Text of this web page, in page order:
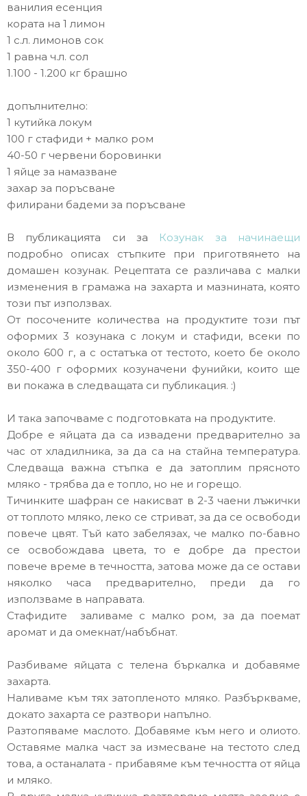
ванилия есенция
кората на 1 лимон
1 с.л. лимонов сок
1 равна ч.л. сол
1.100 - 1.200 кг брашно
допълнително:
1 кутийка локум
100 г стафиди + малко ром
40-50 г червени боровинки
1 яйце за намазване
захар за поръсване
филирани бадеми за поръсване
В публикацията си за Козунак за начинаещи
подробно описах стъпките при приготвянето на
домашен козунак. Рецептата се различава с малки
изменения в грамажа на захарта и мазнината, която
този път използвах.
От посочените количества на продуктите този път
оформих 3 козунака с локум и стафиди, всеки по
около 600 г, а с остатъка от тестото, което бе около
350-400 г оформих козуначени фунийки, които ще
ви покажа в следващата си публикация. :)
И така започваме с подготовката на продуктите.
Добре е яйцата да са извадени предварително за
час от хладилника, за да са на стайна температура.
Следваща важна стъпка е да затоплим прясното
мляко - трябва да е топло, но не и горещо.
Тичинките шафран се накисват в 2-3 чаени лъжички
от топлото мляко, леко се стриват, за да се освободи
повече цвят. Тъй като забелязах, че малко по-бавно
се освобождава цвета, то е добре да престои
повече време в течността, затова може да се остави
няколко часа предварително, преди да го
използваме в направата.
Стафидите заливаме с малко ром, за да поемат
аромат и да омекнат/набъбнат.
Разбиваме яйцата с телена бъркалка и добавяме
захарта.
Наливаме към тях затопленото мляко. Разбъркваме,
докато захарта се разтвори напълно.
Разтопяваме маслото. Добавяме към него и олиото.
Оставяме малка част за измесване на тестото след
това, а останалата - прибавяме към течността от яйца
и мляко.